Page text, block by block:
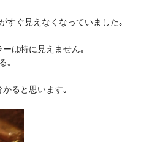
すぐ見えなくなっていました｡
は特に見えません｡
｡
ると思います｡